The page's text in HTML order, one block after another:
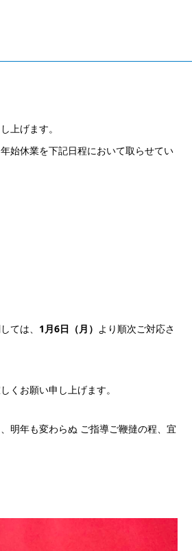
上げます。
始休業を下記日程において取らせてい
ては、 1 月6日（月） より順次ご対応さ
くお願い申し上げます。
明年も変わらぬ ご指導ご鞭撻の程、宜